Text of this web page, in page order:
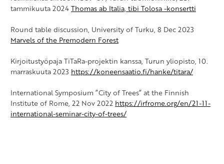
tammikuuta 2024Thomas ab Italia, tibi Tolosa -konsertti
Round table discussion, University of Turku, 8 Dec 2023
Marvels of the Premodern Forest
Kirjoitustyöpaja TiTaRa-projektin kanssa, Turun yliopisto, 10.
marraskuuta 2023 https://koneensaatio.fi/hanke/titara/
International Symposium ”City of Trees” at the Finnish
Institute of Rome, 22 Nov 2022 https://irfrome.org/en/21-11-
international-seminar-city-of-trees/